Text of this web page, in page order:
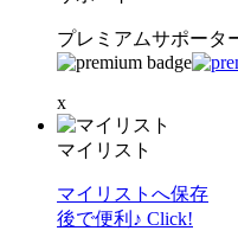
プレミアムサポータ
x
マイリスト
マイリストへ保存
後で便利♪ Click!